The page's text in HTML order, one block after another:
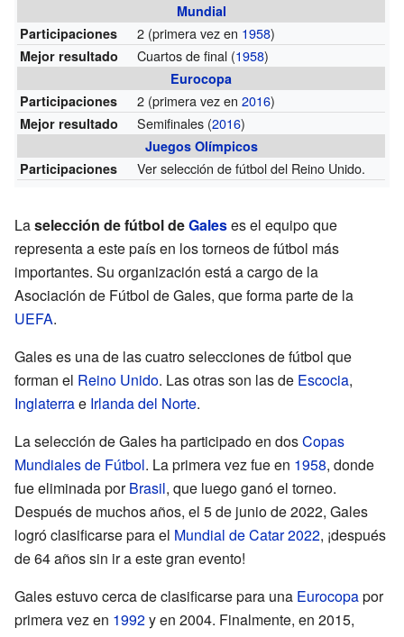
Mundial
Participaciones
2 (primera vez en 1958)
Mejor resultado Cuartos de final (1958)
Eurocopa
Participaciones
2 (primera vez en2016)
Mejor resultado Semifinales (2016)
Juegos Olímpicos
Participaciones
Ver selección de fútbol del Reino Unido.
Laselección de fútbol deGaleses el equipo que
representa a este país en los torneos de fútbol más
importantes. Su organización está a cargo de la
Asociación de Fútbol de Gales, que forma parte de la
UEFA.
Gales es una de las cuatro selecciones de fútbol que
forman el Reino Unido. Las otras son las de Escocia,
Inglaterrae Irlanda del Norte.
La selección de Gales ha participado en dosCopas
Mundiales de Fútbol. La primera vez fue en 1958, donde
fue eliminada porBrasil, que luego ganó el torneo.
Después de muchos años, el 5 de junio de 2022, Gales
logró clasificarse para el Mundial de Catar 2022, ¡después
de 64 años sin ir a este gran evento!
Gales estuvo cerca de clasificarse para una Eurocopapor
primera vez en 1992y en 2004. Finalmente, en 2015,